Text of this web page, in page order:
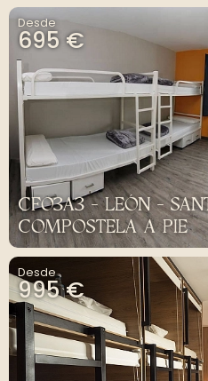
Desde
695 €
CF03A3 - LEÓN -
COMPOSTELA A PIE
Desde
995 €